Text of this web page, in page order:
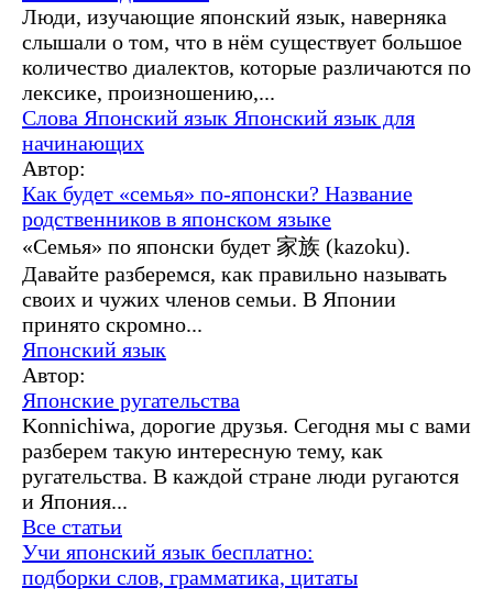
Люди, изучающие японский язык, наверняка
слышали о том, что в нём существует большое
количество диалектов, которые различаются по
лексике, произношению,...
Слова Японский язык Японский язык для
начинающих
Автор:
Как будет «семья» по-японски? Название
родственников в японском языке
«Семья» по японски будет 家族 (kazoku).
Давайте разберемся, как правильно называть
своих и чужих членов семьи. В Японии
принято скромно...
Японский язык
Автор:
Японские ругательства
Konnichiwa, дорогие друзья. Сегодня мы с вами
разберем такую интересную тему, как
ругательства. В каждой стране люди ругаются
и Япония...
Все статьи
Учи японский язык бесплатно:
подборки слов, грамматика, цитаты